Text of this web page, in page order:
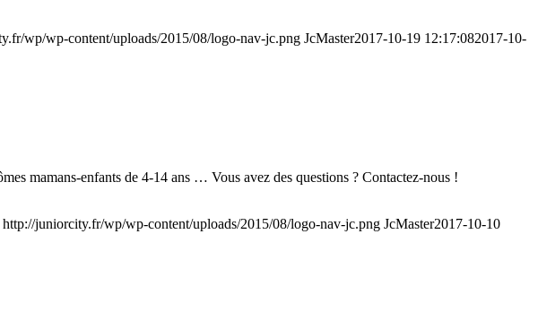
wp/wp-content/uploads/2015/08/logo-nav-jc.png JcMaster2017-10-19 12:17:082017-10-
mamans-enfants de 4-14 ans … Vous avez des questions ? Contactez-nous !
http://juniorcity.fr/wp/wp-content/uploads/2015/08/logo-nav-jc.png JcMaster2017-10-10